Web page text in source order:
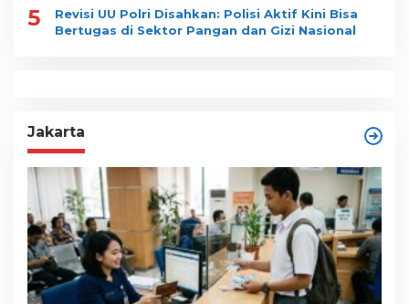
5
Revisi UU Polri Disahkan: Polisi Aktif Kini Bisa
Bertugas di Sektor Pangan dan Gizi Nasional
Jakarta